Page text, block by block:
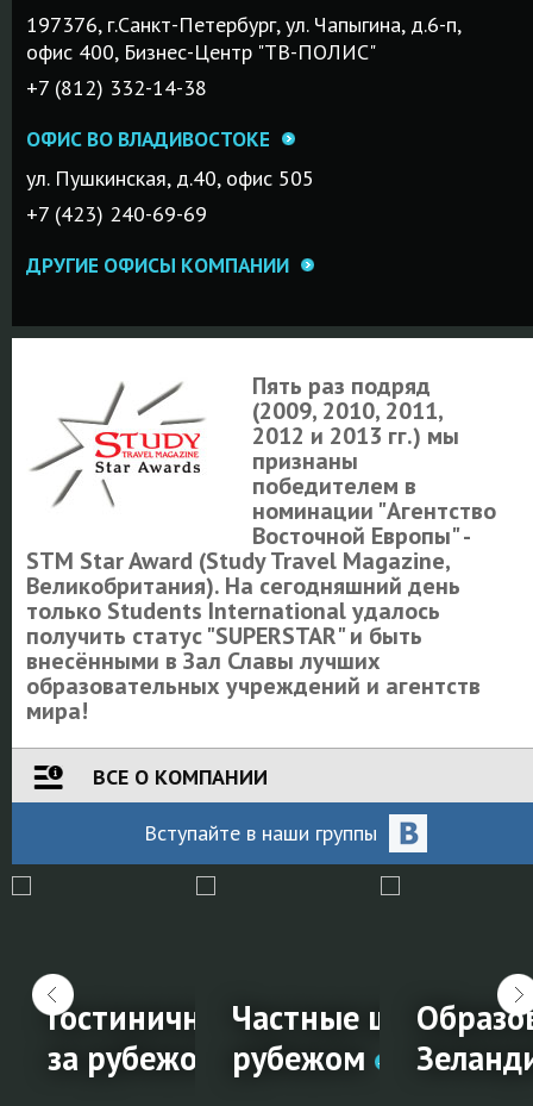
197376, г.Санкт-Петербург, ул. Чапыгина, д.6-п,
офис 400, Бизнес-Центр "ТВ-ПОЛИС"
+7 (812) 332-14-38
ОФИС ВО ВЛАДИВОСТОКЕ
ул. Пушкинская, д.40, офис 505
+7 (423) 240-69-69
ДРУГИЕ ОФИСЫ КОМПАНИИ
Пять раз подряд
(2009, 2010, 2011,
2012 и 2013 гг.) мы
признаны
победителем в
номинации "Агентство
Восточной Европы" -
STM Star Award (Study Travel Magazine,
Великобритания). На сегодняшний день
только Students International удалось
получить статус "SUPERSTAR" и быть
внесёнными в Зал Славы лучших
образовательных учреждений и агентств
мира!
ВСЕ О КОМПАНИИ
Вступайте в наши группы
на обучение за
Гостиничный менеджмент
за рубежом
Частные школы за
рубежом